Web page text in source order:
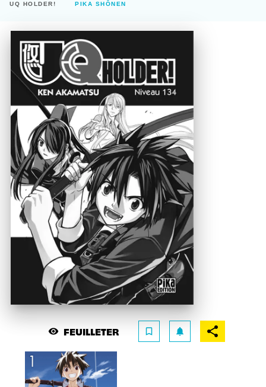
UQ HOLDER! PIKA SHÔNEN
visibility FEUILLETER bookmark_border notifications